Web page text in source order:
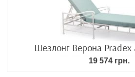
Шезлонг Верона Pradex
19 574 грн.